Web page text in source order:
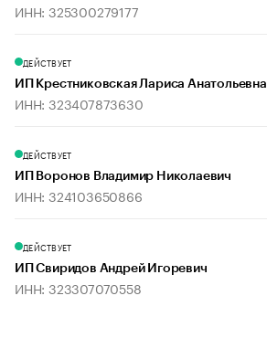
ИНН: 325300279177
ДЕЙСТВУЕТ
ИП Крестниковская Лариса Анатольевна
ИНН: 323407873630
ДЕЙСТВУЕТ
ИП Воронов Владимир Николаевич
ИНН: 324103650866
ДЕЙСТВУЕТ
ИП Свиридов Андрей Игоревич
ИНН: 323307070558